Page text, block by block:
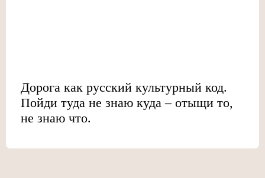
Дорога как русский культурный код.
Пойди туда не знаю куда – отыщи то,
не знаю что.